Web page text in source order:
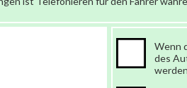
Wenn
des